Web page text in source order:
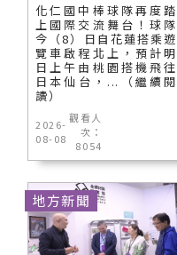
化仁國中棒球隊再度踏
上國際交流舞台！球隊
今（8）日自花蓮搭乘遊
覽車啟程北上，預計明
日上午由桃園搭機飛往
日本仙台，...（繼續閱
讀）
2026-
08-08
觀看人
次：
8054
地方新聞